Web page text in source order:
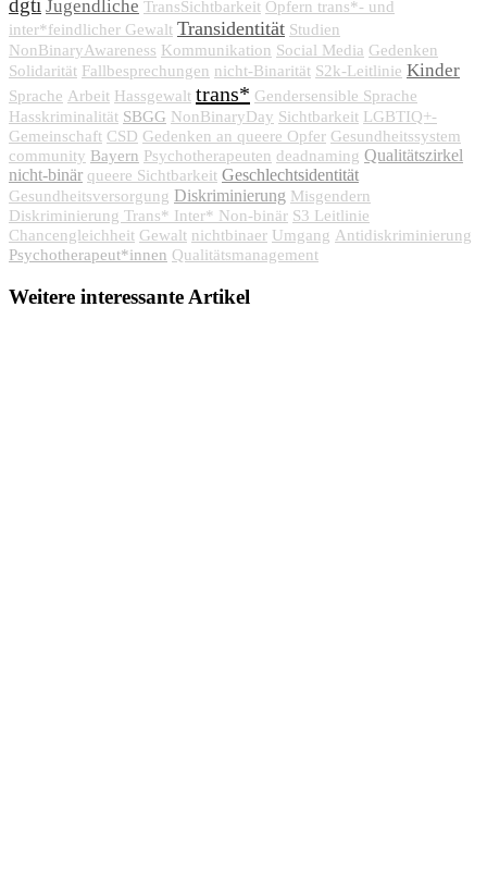
dgti Jugendliche TransSichtbarkeit Opfern trans*- und
inter*feindlicher Gewalt Transidentität Studien
NonBinaryAwareness Kommunikation Social Media Gedenken
Solidarität Fallbesprechungen nicht-Binarität S2k-Leitlinie Kinder
Sprache Arbeit Hassgewalt trans* Gendersensible Sprache
Hasskriminalität SBGG NonBinaryDay Sichtbarkeit LGBTIQ+-
Gemeinschaft CSD Gedenken an queere Opfer Gesundheitssystem
community Bayern Psychotherapeuten deadnaming Qualitätszirkel
nicht-binär queere Sichtbarkeit Geschlechtsidentität
Gesundheitsversorgung Diskriminierung Misgendern
Diskriminierung Trans* Inter* Non-binär S3 Leitlinie
Chancengleichheit Gewalt nichtbinaer Umgang Antidiskriminierung
Psychotherapeut*innen Qualitätsmanagement
Weitere interessante Artikel